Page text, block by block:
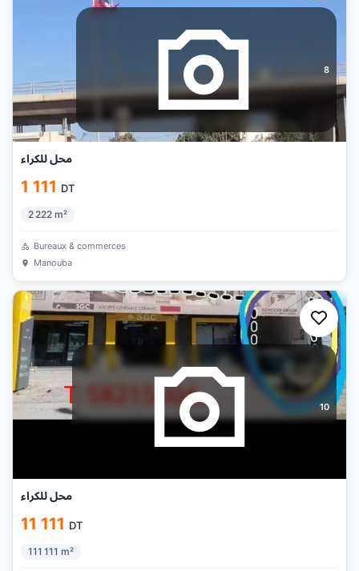
8
محل للكراء
1 111 DT
2 222 m²
Bureaux & commerces
Manouba
10
محل للكراء
11 111 DT
111 111 m²